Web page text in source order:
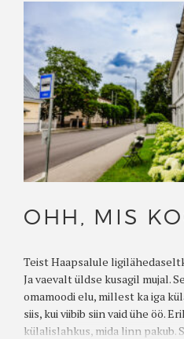
OHH, MIS
Teist Haapsalule
Ja vaevalt üldse kusagil mujal.
omamoodi elu, millest ka iga
siis, kui viibib siin vaid ühe öö.
külalislahkus, mida linn pakub.